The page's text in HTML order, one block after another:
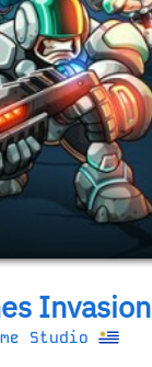
Invasion
Studio